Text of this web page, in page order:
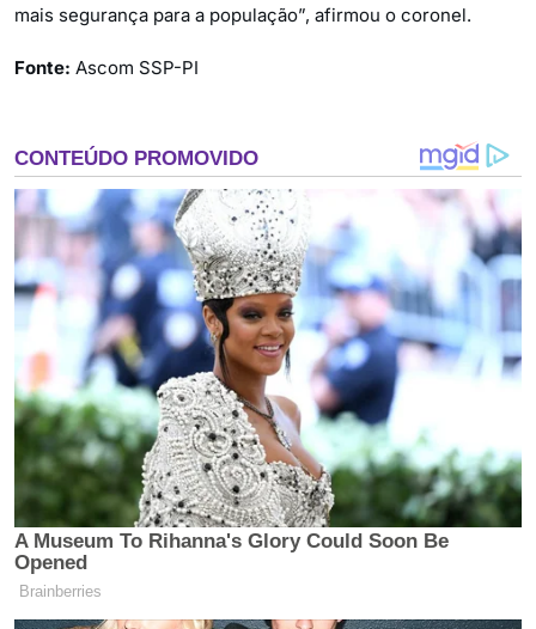
mais segurança para a população”, afirmou o coronel.
Fonte: Ascom SSP-PI